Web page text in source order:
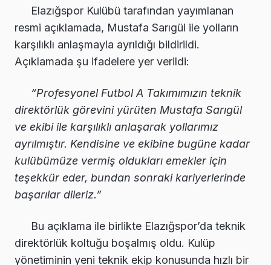
Elazığspor Kulübü tarafından yayımlanan
resmi açıklamada, Mustafa Sarıgül ile yolların
karşılıklı anlaşmayla ayrıldığı bildirildi.
Açıklamada şu ifadelere yer verildi:
“Profesyonel Futbol A Takımımızın teknik
direktörlük görevini yürüten Mustafa Sarıgül
ve ekibi ile karşılıklı anlaşarak yollarımız
ayrılmıştır. Kendisine ve ekibine bugüne kadar
kulübümüze vermiş oldukları emekler için
teşekkür eder, bundan sonraki kariyerlerinde
başarılar dileriz.”
Bu açıklama ile birlikte Elazığspor’da teknik
direktörlük koltuğu boşalmış oldu. Kulüp
yönetiminin yeni teknik ekip konusunda hızlı bir